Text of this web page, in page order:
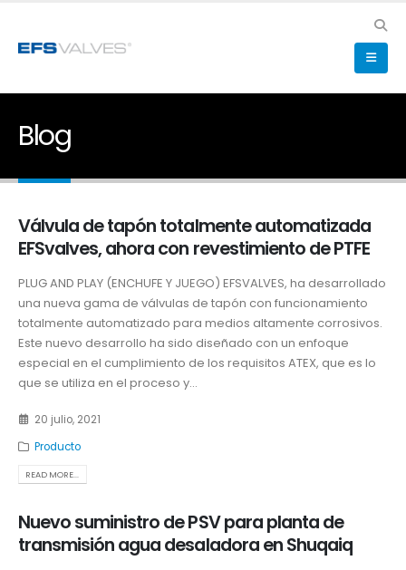
Blog
Válvula de tapón totalmente automatizada
EFSvalves, ahora con revestimiento de PTFE
PLUG AND PLAY (ENCHUFE Y JUEGO) EFSVALVES, ha desarrollado
una nueva gama de válvulas de tapón con funcionamiento
totalmente automatizado para medios altamente corrosivos.
Este nuevo desarrollo ha sido diseñado con un enfoque
especial en el cumplimiento de los requisitos ATEX, que es lo
que se utiliza en el proceso y...
20 julio, 2021
Producto
READ MORE...
Nuevo suministro de PSV para planta de
transmisión agua desaladora en Shuqaiq